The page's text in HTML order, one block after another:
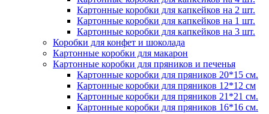
Картонные коробки для капкейков на 2 шт.
Картонные коробки для капкейков на 1 шт.
Картонные коробки для капкейков на 3 шт.
Коробки для конфет и шоколада
Картонные коробки для макарон
Картонные коробки для пряников и печенья
Картонные коробки для пряников 20*15 см.
Картонные коробки для пряников 12*12 см
Картонные коробки для пряников 21*21 см.
Картонные коробки для пряников 16*16 см.